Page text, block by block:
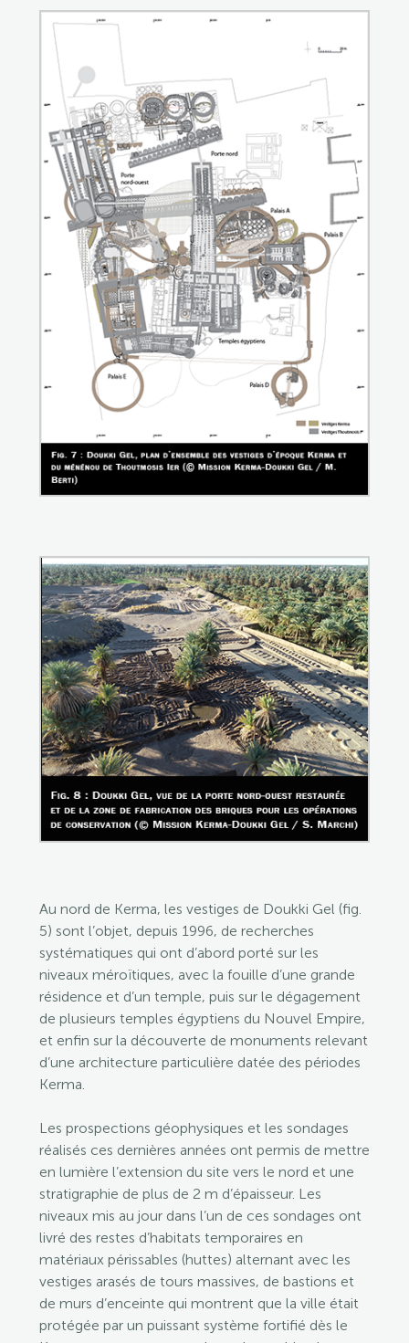
Au nord de Kerma, les vestiges de Doukki Gel (fig.
5) sont l’objet, depuis 1996, de recherches
systématiques qui ont d’abord porté sur les
niveaux méroïtiques, avec la fouille d’une grande
résidence et d’un temple, puis sur le dégagement
de plusieurs temples égyptiens du Nouvel Empire,
et enfin sur la découverte de monuments relevant
d’une architecture particulière datée des périodes
Kerma.
Les prospections géophysiques et les sondages
réalisés ces dernières années ont permis de mettre
en lumière l’extension du site vers le nord et une
stratigraphie de plus de 2 m d’épaisseur. Les
niveaux mis au jour dans l’un de ces sondages ont
livré des restes d’habitats temporaires en
matériaux périssables (huttes) alternant avec les
vestiges arasés de tours massives, de bastions et
de murs d’enceinte qui montrent que la ville était
protégée par un puissant système fortifié dès le